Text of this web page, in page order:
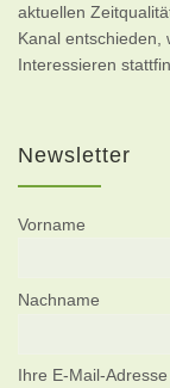
aktuellen
Kanal entschieden,
Interessieren
Newsletter
Vorname
Nachname
Ihre E-Mail-Adresse